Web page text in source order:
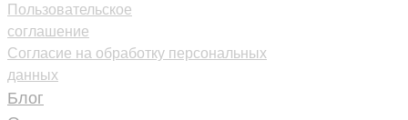
Пользовательское
соглашение
Согласие на обработку персональных
данных
Блог